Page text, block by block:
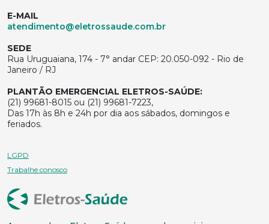
E-MAIL
atendimento@eletrossaude.com.br
SEDE
Rua Uruguaiana, 174 - 7° andar CEP: 20.050-092 - Rio de
Janeiro / RJ
PLANTÃO EMERGENCIAL ELETROS-SAÚDE:
(21) 99681-8015 ou (21) 99681-7223,
Das 17h às 8h e 24h por dia aos sábados, domingos e
feriados.
LGPD
Trabalhe conosco